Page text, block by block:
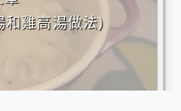
和雞高湯做法)